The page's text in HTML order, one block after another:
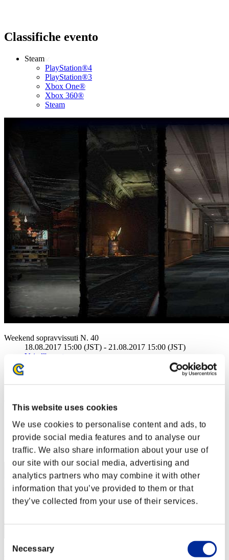
This website uses cookies
We use cookies to personalise content and ads, to
provide social media features and to analyse our
traffic. We also share information about your use of
our site with our social media, advertising and
analytics partners who may combine it with other
information that you’ve provided to them or that
they’ve collected from your use of their services.
Selection
Necessary
Classifiche evento
Steam
PlayStation®4
PlayStation®3
Xbox One®
Xbox 360®
Steam
Weekend sopravvissuti N. 40
18.08.2017 15:00 (JST) - 21.08.2017 15:00 (JST)
Vai all'evento
Co-op
Classifiche
Posizione
31
A Girl